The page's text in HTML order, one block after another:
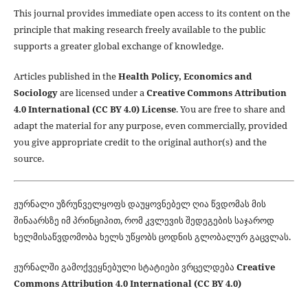
This journal provides immediate open access to its content on the
principle that making research freely available to the public
supports a greater global exchange of knowledge.
Articles published in theHealth Policy, Economics and
Sociologyare licensed under aCreative Commons Attribution
4.0 International (CC BY 4.0) License. You are free to share and
adapt the material for any purpose, even commercially, provided
you give appropriate credit to the original author(s) and the
source.
ჟურნალი უზრუნველყოფს დაუყოვნებელ ღია წვდომას მის
შინაარსზე იმ პრინციპით, რომ კვლევის შედეგების საჯაროდ
ხელმისაწვდომობა ხელს უწყობს ცოდნის გლობალურ გაცვლას.
ჟურნალში გამოქვეყნებული სტატიები ვრცელდება Creative
Commons Attribution 4.0 International (CC BY 4.0)